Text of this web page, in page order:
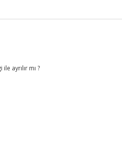
ayrılır mı ?